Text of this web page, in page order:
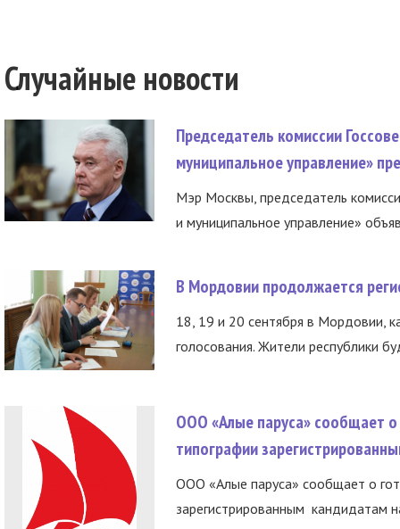
Случайные новости
Председатель комиссии
муниципальное управление»
Мэр Москвы, председатель
и муниципальное управление»
В Мордовии продолжается
18, 19 и 20 сентября в Мордовии,
голосования. Жители республики
ООО «Алые паруса» сообщает о
типографии
ООО «Алые паруса» сообщает о
зарегистрированным кандидатам